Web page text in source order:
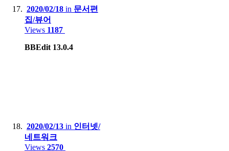
2020/02/18 in 문서편
집/뷰어
Views 1187
BBEdit 13.0.4
2020/02/13 in 인터넷/
네트워크
Views 2570